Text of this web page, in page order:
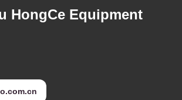
HongCe Equipment